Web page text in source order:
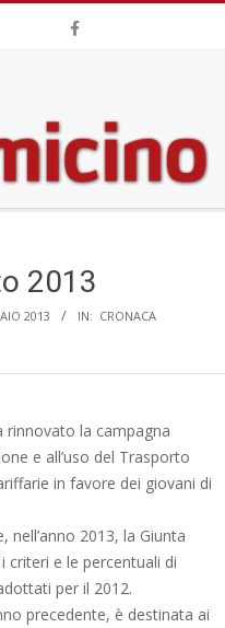
2013
2013 IN: CRONACA
rinnovato la campagna
e all’uso del Trasporto
in favore dei giovani di
nell’anno 2013, la Giunta
criteri e le percentuali di
per il 2012.
precedente, è destinata ai